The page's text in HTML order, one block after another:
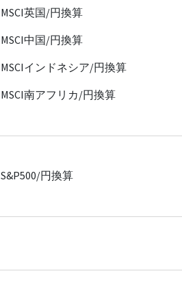
MSCI英国/円換算
MSCI中国/円換算
MSCIインドネシア/円換算
MSCI南アフリカ/円換算
S&P500/円換算